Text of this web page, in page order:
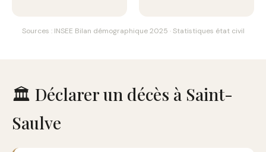
Sources : INSEE Bilan démographique 2025 · Statistiques état civil
🏛️ Déclarer un décès à Saint-
Saulve